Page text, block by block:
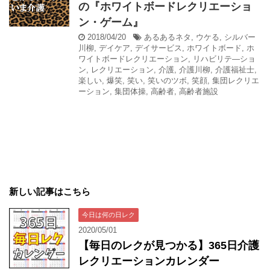
の『ホワイトボードレクリエーショ
ン・ゲーム』
2018/04/20 あるあるネタ , ウケる, シルバー
川柳, デイケア, デイサービス, ホワイトボード, ホ
ワイトボードレクリエーション, リハビリテ―ショ
ン, レクリエーション, 介護, 介護川柳, 介護福祉士,
楽しい, 爆笑, 笑い, 笑いのツボ, 笑顔, 集団レクリエ
ーション, 集団体操, 高齢者, 高齢者施設
新しい記事はこちら
今日は何の日レク
2020/05/01
【毎日のレクが見つかる】365日介護
レクリエーションカレンダー